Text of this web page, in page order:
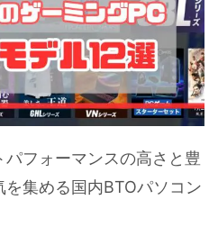
パフォーマンスの高さと豊
集める国内BTOパソコン